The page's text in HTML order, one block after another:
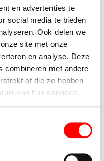
en advertenties te
social media te bieden
Ook delen we
site met onze
en analyse. Deze
combineren met andere
of die ze hebben
van hun services.
onderwerpen. Ook
uit de maatschappij.
meest aansprekend is voor
een keuze.
en experts. Door deze
fundament voor de